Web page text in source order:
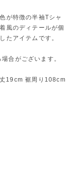
が特徴の半袖Tシャ
風のディテールが個
たアイテムです。
合がございます。
19cm 裾周り108cm